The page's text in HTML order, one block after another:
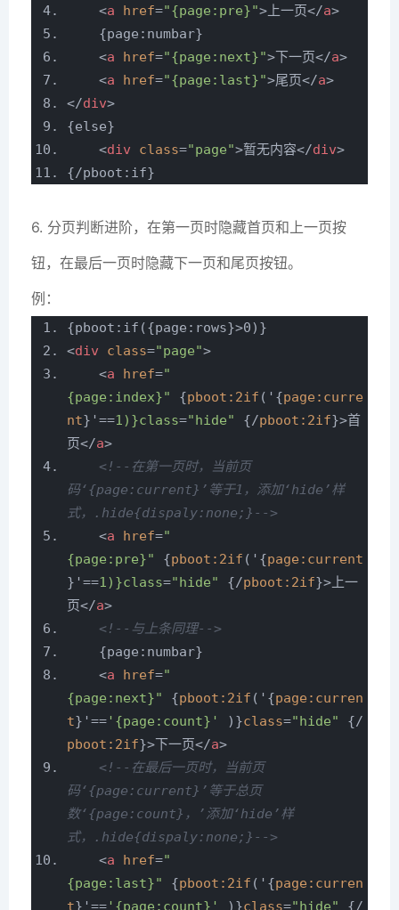
<a href="{page:pre}"> 上一页</a>
{page:numbar}
<a href="{page:next}">下一页</a>
<a href="{page:last}">尾页</a>
</div>
{else}
<div class="page">暂无内容</div>
{/pboot:if}
6. 分页判断进阶，在第一页时隐藏首页和上一页按
钮，在最后一页时隐藏下一页和尾页按钮。
例：
{pboot:if({page:rows}>0)}
<div class="page">
<a href="
{page:index}"
{pboot:2if ('{page:curre
nt}'==1)}class="hide" {/pboot:2if}>首
页</a>
<!--在第一页时，当前页
码‘{page:current}’等于1，添加‘hide’样
式，.hide{dispaly:none;}-->
<a href="
{page:pre}"
{pboot:2if ('{page:current
}'==1)}class="hide" {/pboot:2if}> 上一
页</a>
<!--与上条同理-->
{page:numbar}
<a href="
{page:next}"
{pboot:2if ('{page:curren
t}'== '{page:count}' )}class="hide"
{/
pboot:2if}>下一页</a>
<!--在最后一页时，当前页
码‘{page:current}’等于总页
数‘{page:count}，’添加‘hide’样
式，.hide{dispaly:none;}-->
<a href="
{page:last}"
{pboot:2if ('{page:curren
t}'== '{page:count}' )}class="hide" {/